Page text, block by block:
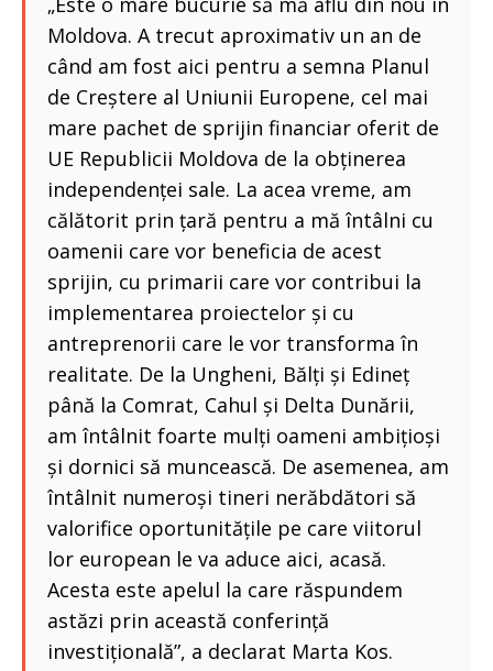
Moldova. A trecut aproximativ un an de
când am fost aici pentru a semna Planul
de Creștere al Uniunii Europene, cel mai
mare pachet de sprijin financiar oferit de
UE Republicii Moldova de la obținerea
independenței sale. La acea vreme, am
călătorit prin țară pentru a mă întâlni cu
oamenii care vor beneficia de acest
sprijin, cu primarii care vor contribui la
implementarea proiectelor și cu
antreprenorii care le vor transforma în
realitate. De la Ungheni, Bălți și Edineț
până la Comrat, Cahul și Delta Dunării,
am întâlnit foarte mulți oameni ambițioși
și dornici să muncească. De asemenea, am
întâlnit numeroși tineri nerăbdători să
valorifice oportunitățile pe care viitorul
lor european le va aduce aici, acasă.
Acesta este apelul la care răspundem
astăzi prin această conferință
investițională”, a declarat Marta Kos.